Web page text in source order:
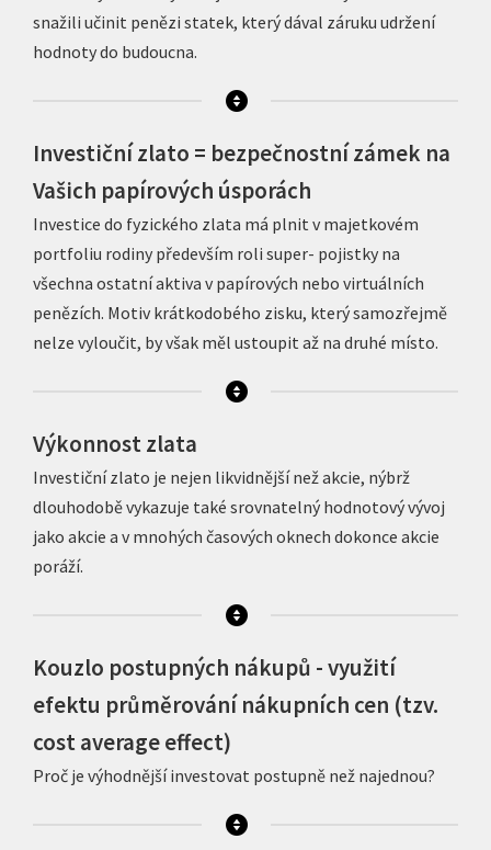
snažili učinit penězi statek, který dával záruku udržení
hodnoty do budoucna.
Investiční zlato = bezpečnostní zámek na
Vašich papírových úsporách
Investice do fyzického zlata má plnit v majetkovém
portfoliu rodiny především roli super- pojistky na
všechna ostatní aktiva v papírových nebo virtuálních
penězích. Motiv krátkodobého zisku, který samozřejmě
nelze vyloučit, by však měl ustoupit až na druhé místo.
Výkonnost zlata
Investiční zlato je nejen likvidnější než akcie, nýbrž
dlouhodobě vykazuje také srovnatelný hodnotový vývoj
jako akcie a v mnohých časových oknech dokonce akcie
poráží.
Kouzlo postupných nákupů - využití
efektu průměrování nákupních cen (tzv.
cost average effect)
Proč je výhodnější investovat postupně než najednou?